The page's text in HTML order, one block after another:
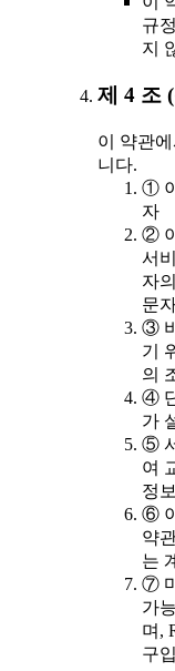
규
지
제 4 조
이 약관
니다.
①
자
②
서
자
문
③
기
의
④
가
⑤
여
정
⑥
약
는
⑦
가
며,
구